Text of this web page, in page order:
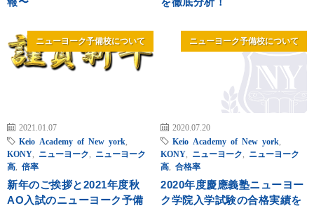
ニューヨーク予備校について
2021.01.07
Keio Academy of New york
KONY
ニューヨーク
ニューヨーク
高
倍率
新年のご挨拶と2021年度秋
AO入試のニューヨーク予備
ニューヨーク予備校について
2020.07.20
Keio Academy of New york
KONY
ニューヨーク
ニューヨーク
高
合格率
2020年度慶應義塾ニューヨー
ク学院入学試験の合格実績を